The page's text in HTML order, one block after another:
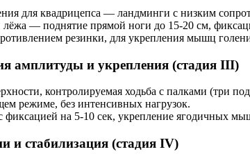
для квадрицепса — ландминги с низким
— поднятие прямой ноги до 15-20 см,
резинки, для укрепления мышц
амплитуды и укрепления (стадия III)
контролируемая ходьба с палками (три
режиме, без интенсивных нагрузок.
на 5-10 сек, укрепление ягодичных
и стабилизация (стадия IV)